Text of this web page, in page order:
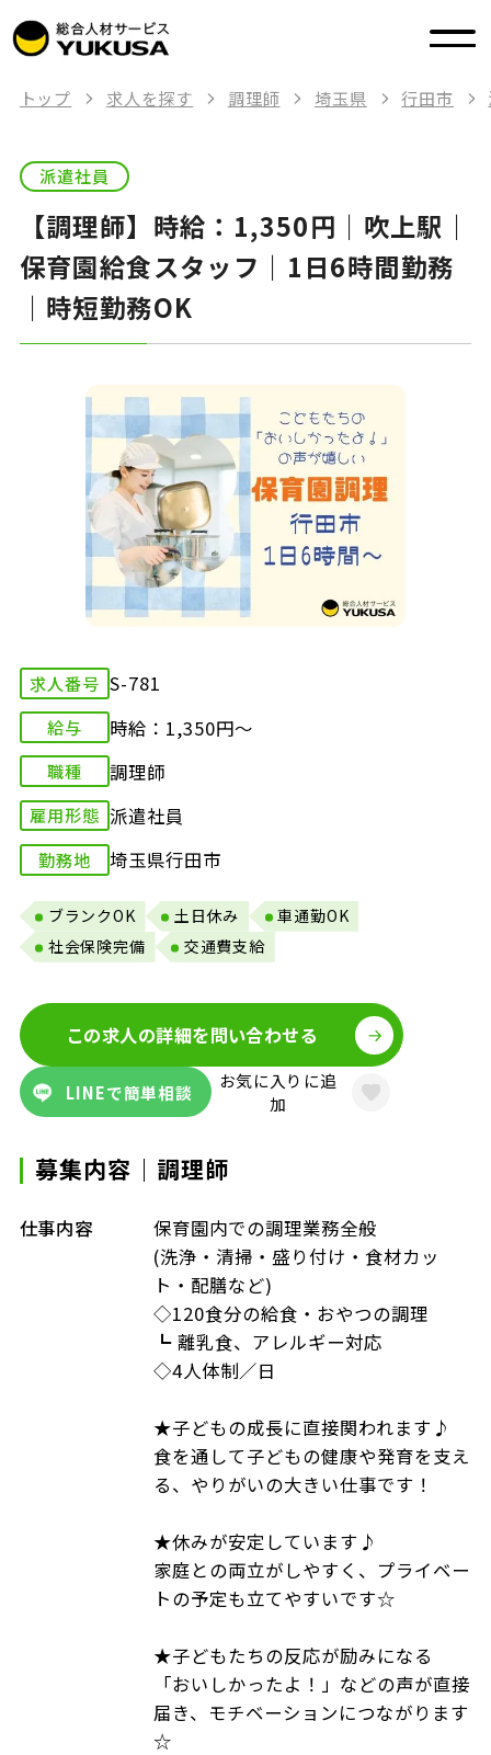
トップ 求人を探す 調理師 埼玉県 行田市
派遣社員
【調理師】時給：1,350円｜吹上駅｜
保育園給食スタッフ｜1日6時間勤務
｜時短勤務OK
求人番号 S-781
給与 時給：1,350円～
職種 調理師
雇用形態 派遣社員
勤務地 埼玉県行田市
ブランクOK 土日休み
車通勤OK
社会保険完備
交通費支給
この求人の詳細を問い合わせる
LINEで簡単相談
お気に入りに追
加
募集内容｜調理師
仕事内容
保育園内での調理業務全般
(洗浄・清掃・盛り付け・食材カッ
ト・配膳など)
◇120食分の給食・おやつの調理
┗ 離乳食、アレルギー対応
◇4人体制／日
★子どもの成長に直接関われます♪
食を通して子どもの健康や発育を支え
る、やりがいの大きい仕事です！
★休みが安定しています♪
家庭との両立がしやすく、プライベー
トの予定も立てやすいです☆
★子どもたちの反応が励みになる
「おいしかったよ！」などの声が直接
届き、モチベーションにつながります
☆